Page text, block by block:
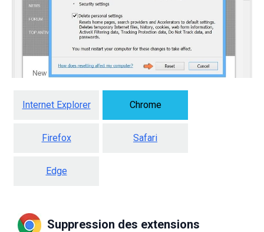
Internet Explorer Chrome
Firefox Safari
Edge
Suppression des extensions